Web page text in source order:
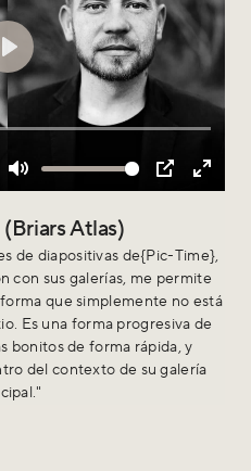
Atlas)
de diapositivas de{Pic-Time},
con sus galerías, me permite
que simplemente no está
Es una forma progresiva de
bonitos de forma rápida, y
del contexto de su galería